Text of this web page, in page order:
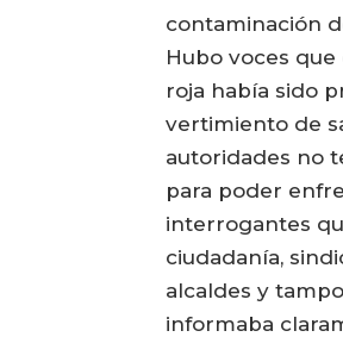
contaminación
Hubo voces
roja había sido
vertimiento de
autoridades no
para poder
interrogantes
ciudadanía,
alcaldes y
informaba